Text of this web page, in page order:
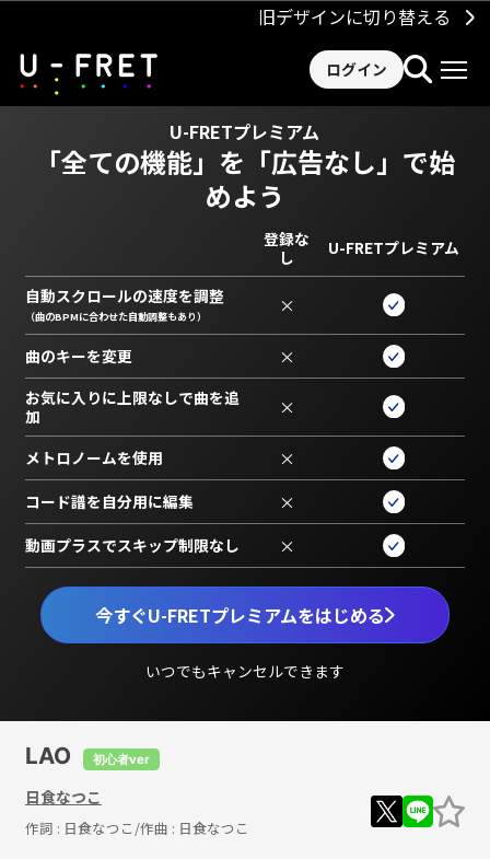
旧デザインに切り替える
ログイン
U-FRETプレミアム
「全ての機能」を 「広告なし」で始
めよう
今すぐU-FRETプレミアムをはじめる
いつでもキャンセルできます
登録な
し
U-FRETプレミアム
自動スクロールの速度を調整
（曲のBPMに合わせた自動調整もあり） ×
曲のキーを変更 ×
お気に入りに上限なしで曲を追
加
×
メトロノームを使用 ×
コード譜を自分用に編集 ×
動画プラスでスキップ制限なし ×
LAO 初心者ver
日食なつこ
作詞 : 日食なつこ /作曲 : 日食なつこ